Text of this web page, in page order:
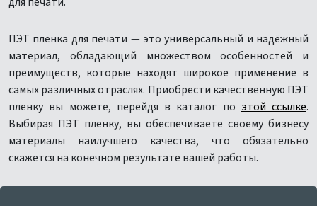
ПЭТ пленка для печати — это универсальный и надёжный
материал, обладающий множеством особенностей и
преимуществ, которые находят широкое применение в
самых различных отраслях. Приобрести качественную ПЭТ
пленку вы можете, перейдя в каталог по этой ссылке.
Выбирая ПЭТ пленку, вы обеспечиваете своему бизнесу
материалы наилучшего качества, что обязательно
скажется на конечном результате вашей работы.